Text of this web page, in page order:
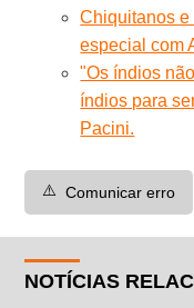
Chiquitanos e
especial com
"Os índios
índios para
Pacini.
⚠️ Comunicar erro
NOTÍCIAS